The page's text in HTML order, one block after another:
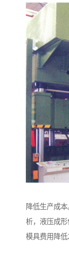
降低生产成
析，液压成形
模具费用降低